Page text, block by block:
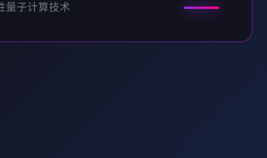
量子计算技术